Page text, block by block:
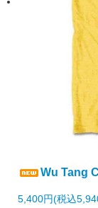
Wu Tang
5,400円(税込